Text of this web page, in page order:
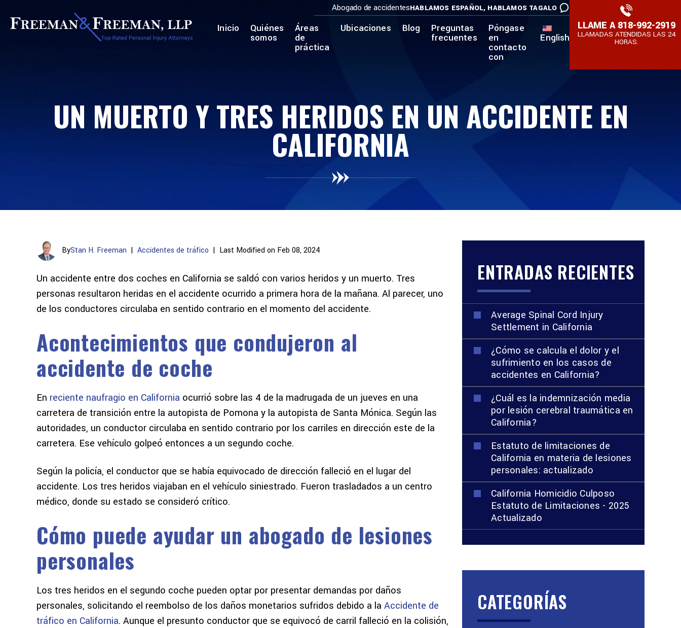
Abogado de accidentesHABLAMOS ESPAÑOL, HABLAMOS TAGALO
Inicio Quiénes
somos
Áreas
de
práctica
Ubicaciones Blog Preguntas
frecuentes
Póngase
en
contacto
con
English
LLAME A818-992-2919
LLAMADAS ATENDIDAS LAS 24
HORAS.
UN MUERTO Y TRES HERIDOS EN UN ACCIDENTE EN
CALIFORNIA
ByStan H. Freeman | Accidentes de tráfico | Last Modified on Feb 08, 2024
Un accidente entre dos coches en California se saldó con varios heridos y un muerto. Tres
personas resultaron heridas en el accidente ocurrido a primera hora de la mañana. Al parecer, uno
de los conductores circulaba en sentido contrario en el momento del accidente.
Acontecimientos que condujeron al
accidente de coche
En reciente naufragio en California ocurrió sobre las 4 de la madrugada de un jueves en una
carretera de transición entre la autopista de Pomona y la autopista de Santa Mónica. Según las
autoridades, un conductor circulaba en sentido contrario por los carriles en dirección este de la
carretera. Ese vehículo golpeó entonces a un segundo coche.
Según la policía, el conductor que se había equivocado de dirección falleció en el lugar del
accidente. Los tres heridos viajaban en el vehículo siniestrado. Fueron trasladados a un centro
médico, donde su estado se consideró crítico.
Cómo puede ayudar un abogado de lesiones
personales
Los tres heridos en el segundo coche pueden optar por presentar demandas por daños
personales, solicitando el reembolso de los daños monetarios sufridos debido a la Accidente de
tráfico en California. Aunque el presunto conductor que se equivocó de carril falleció en la colisión,
ENTRADAS RECIENTES
Average Spinal Cord Injury
Settlement in California
¿Cómo se calcula el dolor y el
sufrimiento en los casos de
accidentes en California?
¿Cuál es la indemnización media
por lesión cerebral traumática en
California?
Estatuto de limitaciones de
California en materia de lesiones
personales: actualizado
California Homicidio Culposo
Estatuto de Limitaciones - 2025
Actualizado
CATEGORÍAS